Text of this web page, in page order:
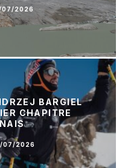
07/2026
BARGIEL
CHAPITRE
07/2026